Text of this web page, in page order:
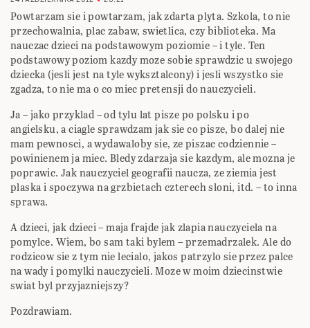
Powtarzam sie i powtarzam, jak zdarta plyta. Szkola, to nie
przechowalnia, plac zabaw, swietlica, czy biblioteka. Ma
nauczac dzieci na podstawowym poziomie – i tyle. Ten
podstawowy poziom kazdy moze sobie sprawdzic u swojego
dziecka (jesli jest na tyle wyksztalcony) i jesli wszystko sie
zgadza, to nie ma o co miec pretensji do nauczycieli.
Ja – jako przyklad – od tylu lat pisze po polsku i po
angielsku, a ciagle sprawdzam jak sie co pisze, bo dalej nie
mam pewnosci, a wydawaloby sie, ze piszac codziennie –
powinienem ja miec. Bledy zdarzaja sie kazdym, ale mozna je
poprawic. Jak nauczyciel geografii naucza, ze ziemia jest
plaska i spoczywa na grzbietach czterech sloni, itd. – to inna
sprawa.
A dzieci, jak dzieci – maja frajde jak zlapia nauczyciela na
pomylce. Wiem, bo sam taki bylem – przemadrzalek. Ale do
rodzicow sie z tym nie lecialo, jakos patrzylo sie przez palce
na wady i pomylki nauczycieli. Moze w moim dziecinstwie
swiat byl przyjazniejszy?
Pozdrawiam.